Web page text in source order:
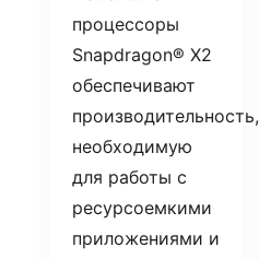
процессоры
Snapdragon® X2
обеспечивают
производительность,
необходимую
для работы с
ресурсоемкими
приложениями и